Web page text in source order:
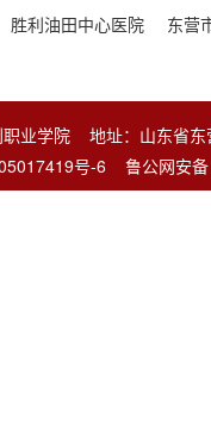
胜利油田中心医院
东营
职业学院 地址：山东省东
号-6 鲁公网安备